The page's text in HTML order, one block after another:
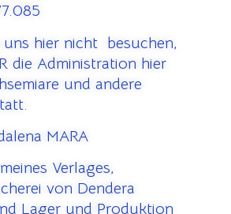
uns hier nicht besuchen,
die Administration hier
und andere
MARA
Verlages,
von Dendera
Lager und Produktion